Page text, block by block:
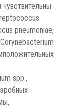
pneumoniae,
spp.,